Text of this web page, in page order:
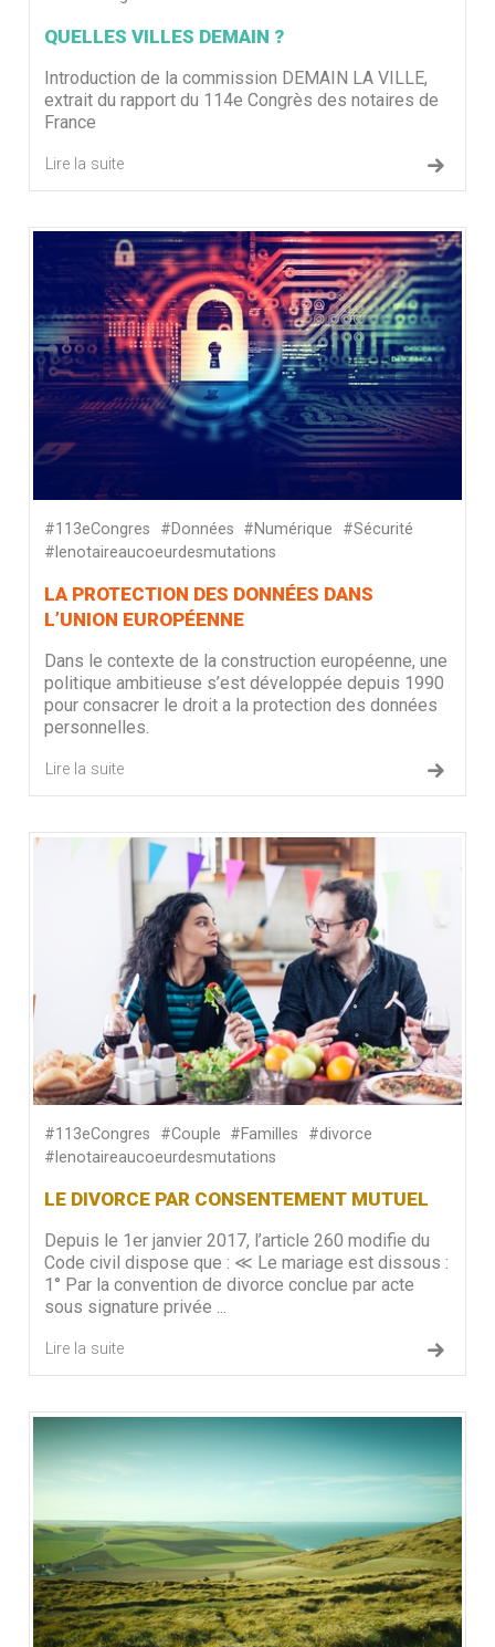
QUELLES VILLES DEMAIN ?
Introduction de la commission DEMAIN LA VILLE,
extrait du rapport du 114e Congrès des notaires de
France
Lire la suite
#113eCongres #Données #Numérique
#Sécurité
#lenotaireaucoeurdesmutations
LA PROTECTION DES DONNÉES DANS
L’UNION EUROPÉENNE
Dans le contexte de la construction européenne, une
politique ambitieuse s’est développée depuis 1990
pour consacrer le droit a la protection des données
personnelles.
Lire la suite
#113eCongres #Couple #Familles
#divorce
#lenotaireaucoeurdesmutations
LE DIVORCE PAR CONSENTEMENT MUTUEL
Depuis le 1er janvier 2017, l’article 260 modifie du
Code civil dispose que : ≪ Le mariage est dissous :
1° Par la convention de divorce conclue par acte
sous signature privée ...
Lire la suite